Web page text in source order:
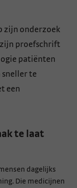
zijn onderzoek
proefschrift
patiënten
te
een
te laat
dagelijks
Die medicijnen